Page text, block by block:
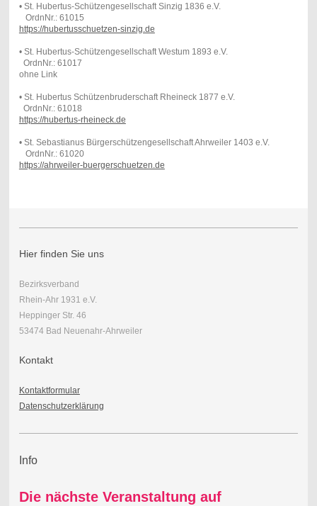
• St. Hubertus-Schützengesellschaft Sinzig 1836 e.V.
OrdnNr.: 61015
https://hubertusschuetzen-sinzig.de
• St. Hubertus-Schützengesellschaft Westum 1893 e.V.
OrdnNr.: 61017
ohne Link
• St. Hubertus Schützenbruderschaft Rheineck 1877 e.V.
OrdnNr.: 61018
https://hubertus-rheineck.de
• St. Sebastianus Bürgerschützengesellschaft Ahrweiler 1403 e.V.
OrdnNr.: 61020
https://ahrweiler-buergerschuetzen.de
Hier finden Sie uns
Bezirksverband
Rhein-Ahr 1931 e.V.
Heppinger Str. 46
53474 Bad Neuenahr-Ahrweiler
Kontakt
Kontaktformular
Datenschutzerklärung
Info
Die nächste Veranstaltung auf